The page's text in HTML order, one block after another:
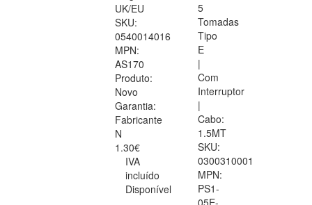
UK/EU
SKU:
0540014016
MPN:
AS170
Produto:
Novo
Garantia:
Fabricante
N
1.30€
IVA
incluído
Disponível
5
Tomadas
Tipo
E
|
Com
Interruptor
|
Cabo:
1.5MT
SKU:
0300310001
MPN:
PS1-